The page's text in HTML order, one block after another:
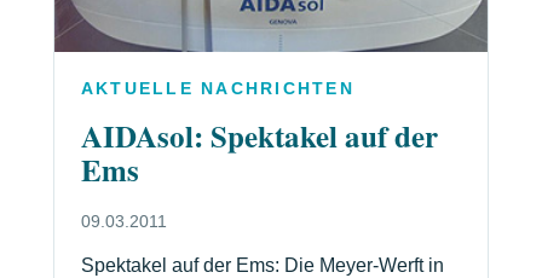
AKTUELLE NACHRICHTEN
AIDAsol: Spektakel auf der
Ems
09.03.2011
Spektakel auf der Ems: Die Meyer-Werft in